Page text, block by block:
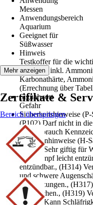
Messen
Anwendungsbereich
Aquarium
Geeignet für
Süßwasser
Hinweis
Testkoffer für die
Aquarien inkl.
Karbonathärte,
(Errechnung über
Signalwort
Gefahr
Sicherheitshinweise (P-
(P102) Darf nicht in
Vor Gebrauch
Gefahrenhinweise (H-
(H400) Sehr giftig für
und Dampf leicht
entzündbar., (H314)
und schwere
Hautreizungen.,
verursachen., (H319)
(H336) Kann
Mehr anzeigen
Zertifikate &
Bereich überspringen